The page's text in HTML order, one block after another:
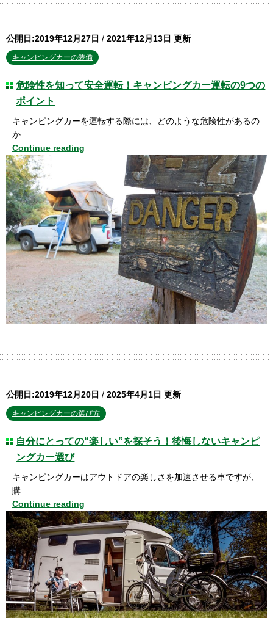
公開日:2019年12月27日 / 2021年12月13日 更新
キャンピングカーの装備
危険性を知って安全運転！キャンピングカー運転の9つの
ポイント
キャンピングカーを運転する際には、どのような危険性があるの
か …
Continue reading
公開日:2019年12月20日 / 2025年4月1日 更新
キャンピングカーの選び方
自分にとっての“楽しい”を探そう！後悔しないキャンピ
ングカー選び
キャンピングカーはアウトドアの楽しさを加速させる車ですが、
購 …
Continue reading